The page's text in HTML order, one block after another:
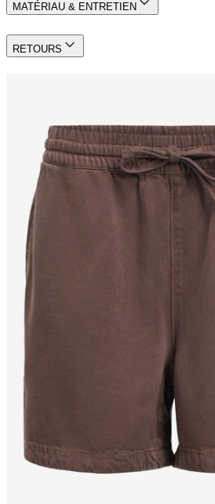
MATÉRIAU & ENTRETIEN
RETOURS